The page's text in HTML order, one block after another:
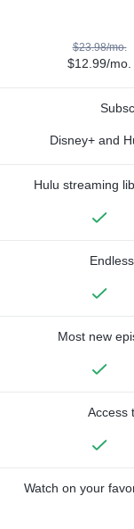
$23.98/mo.
$12.99/mo.
Disney+ and
Hulu streaming
Most new
Access
Watch on your